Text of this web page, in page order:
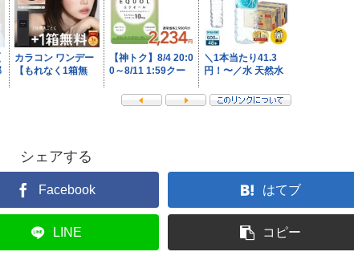
シェアする
Facebook はてブ
LINE コピー